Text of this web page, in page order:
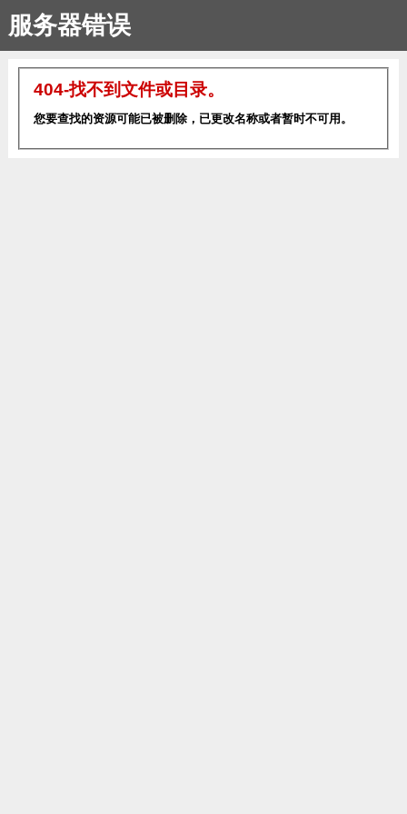
服务器错误
404-找不到文件或目录。
您要查找的资源可能已被删除，已更改名称或者暂时不可用。